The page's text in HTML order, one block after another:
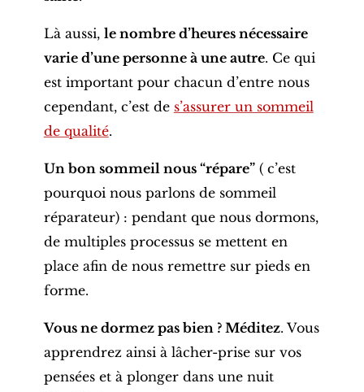
Là aussi, le nombre d’heures nécessaire
varie d’une personne à une autre. Ce qui
est important pour chacun d’entre nous
cependant, c’est de s’assurer un sommeil
de qualité.
Un bon sommeil nous “répare”( c’est
pourquoi nous parlons de sommeil
réparateur) : pendant que nous dormons,
de multiples processus se mettent en
place afin de nous remettre sur pieds en
forme.
Vous ne dormez pas bien ? Méditez. Vous
apprendrez ainsi à lâcher-prise sur vos
pensées et à plonger dans une nuit